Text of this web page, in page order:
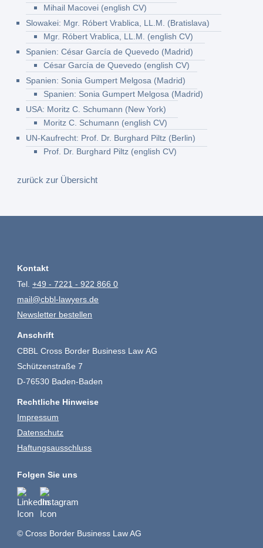
Mihail Macovei (english CV)
Slowakei: Mgr. Róbert Vrablica, LL.M. (Bratislava)
Mgr. Róbert Vrablica, LL.M. (english CV)
Spanien: César García de Quevedo (Madrid)
César García de Quevedo (english CV)
Spanien: Sonia Gumpert Melgosa (Madrid)
Spanien: Sonia Gumpert Melgosa (Madrid)
USA: Moritz C. Schumann (New York)
Moritz C. Schumann (english CV)
UN-Kaufrecht: Prof. Dr. Burghard Piltz (Berlin)
Prof. Dr. Burghard Piltz (english CV)
zurück zur Übersicht
Kontakt
Tel.+49 - 7221 - 922 866 0
mail@cbbl-lawyers.de
Newsletter bestellen
Anschrift
CBBL Cross Border Business Law AG
Schützenstraße 7
D-76530 Baden-Baden
Rechtliche Hinweise
Impressum
Datenschutz
Haftungsausschluss
Folgen Sie uns
© Cross Border Business Law AG